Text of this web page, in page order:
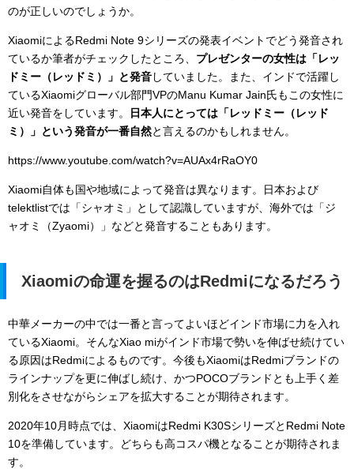
のが正しいのでしょうか。
XiaomiによるRedmi Note 9シリーズの発表イベントでどう発音され
ているか筆者がチェックしたところ、 プレゼンターの女性は「レッ
ドミー（レッドミ）」と発音していました。また、インドで活躍し
ているXiaomiグローバル部門VPのManu Kumar Jain氏もこの女性に
近い発音をしています。
日本人にとっては「レッドミー（レッド
ミ）」という発音が一番自然と言えるのかもしれません。
https://www.youtube.com/watch?v=AUAx4rRaOY0
Xiaomi自体も国や地域によって発音は異なります。日本および
telektlistでは「シャオミ」として認識していますが、海外では「ジ
ャオミ（Zyaomi）」などと発音することもあります。
Xiaomiの命運を握るのはRedmiになるだろう
中華メーカーの中では一番と言ってよいほどインド市場に力を入れ
ているXiaomi。そんなXiao miがインド市場で勢いを伸ばせ続けてい
る原因はRedmiによるものです。今後もXiaomiはRedmiブランドの
ラインナップを更に伸ばし続け、かつPOCOブランドとも上手く差
別化をさせながらシェアを拡大することが期待されます。
2020年10月時点では、XiaomiはRedmi K30SシリーズとRedmi Note
10を準備しています。どちらも高コスパ機となることが期待されま
す。